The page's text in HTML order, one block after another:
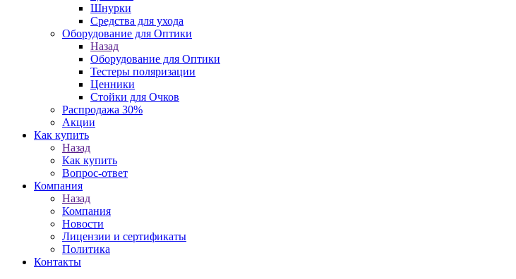
Шнурки
Средства для ухода
Оборудование для Оптики
Назад
Оборудование для Оптики
Тестеры поляризации
Ценники
Стойки для Очков
Распродажа 30%
Акции
Как купить
Назад
Как купить
Вопрос-ответ
Компания
Назад
Компания
Новости
Лицензии и сертификаты
Политика
Контакты